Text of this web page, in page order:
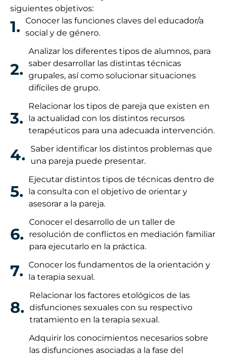
siguientes objetivos:
1. Conocer las funciones claves del educador/a
social y de género.
2.
Analizar los diferentes tipos de alumnos, para
saber desarrollar las distintas técnicas
grupales, así como solucionar situaciones
difíciles de grupo.
3.
Relacionar los tipos de pareja que existen en
la actualidad con los distintos recursos
terapéuticos para una adecuada intervención.
4.
Saber identificar los distintos problemas que
una pareja puede presentar.
5.
Ejecutar distintos tipos de técnicas dentro de
la consulta con el objetivo de orientar y
asesorar a la pareja.
6.
Conocer el desarrollo de un taller de
resolución de conflictos en mediación familiar
para ejecutarlo en la práctica.
7. Conocer los fundamentos de la orientación y
la terapia sexual.
8.
Relacionar los factores etológicos de las
disfunciones sexuales con su respectivo
tratamiento en la terapia sexual.
Adquirir los conocimientos necesarios sobre
las disfunciones asociadas a la fase del